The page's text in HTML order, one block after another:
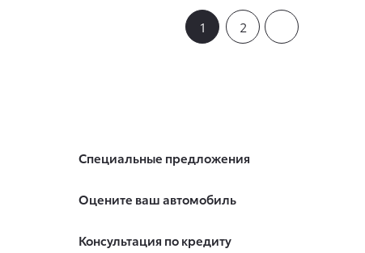
1 2
Специальные предложения
Оцените ваш автомобиль
Консультация по кредиту